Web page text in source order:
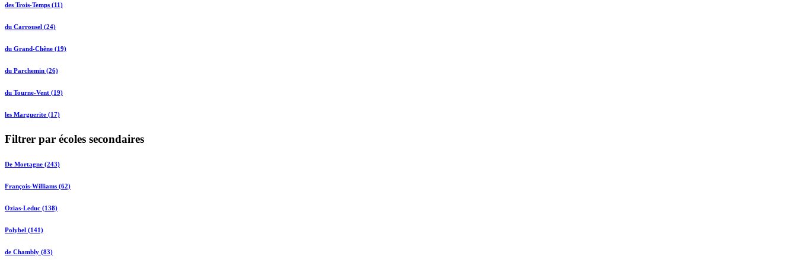
des Trois-Temps (11)
du Carrousel (24)
du Grand-Chêne (19)
du Parchemin (26)
du Tourne-Vent (19)
les Marguerite (17)
Filtrer par écoles secondaires
De Mortagne (243)
François-Williams (62)
Ozias-Leduc (138)
Polybel (141)
de Chambly (83)